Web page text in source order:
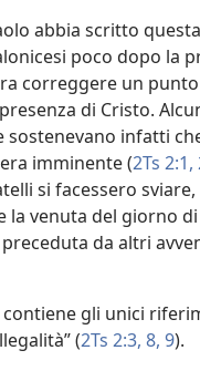
abbia scritto
poco dopo la
correggere un
di Cristo.
sostenevano infatti
imminente (2Ts 2:1,
si facessero
la venuta del giorno di
da altri
gli unici
(2Ts 2:3, 8, 9).